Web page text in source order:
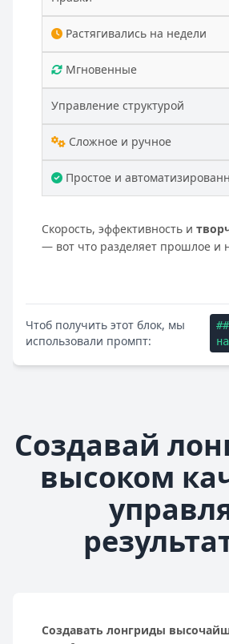
Растягивались на недели
Мгновенные
Управление структурой
Сложное и ручное
Простое и
Скорость, эффективность и
— вот что разделяет прошлое и
Чтоб получить этот блок, мы
использовали промпт:
Создавай
высоком
Создавать лонгриды